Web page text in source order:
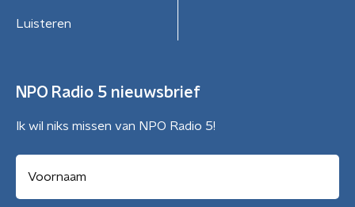
Luisteren
NPO Radio 5 nieuwsbrief
Ik wil niks missen van NPO Radio 5!